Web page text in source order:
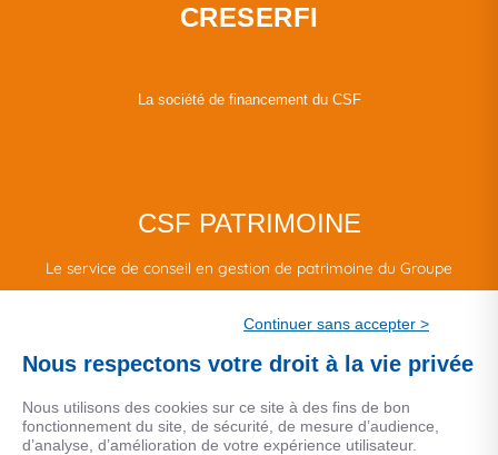
CRESERFI
La société de financement du CSF
CSF PATRIMOINE
Le service de conseil en gestion de patrimoine du Groupe
Continuer sans accepter >
Nous respectons votre droit à la vie privée
Nous utilisons des cookies sur ce site à des fins de bon
fonctionnement du site, de sécurité, de mesure d’audience,
d’analyse, d’amélioration de votre expérience utilisateur.